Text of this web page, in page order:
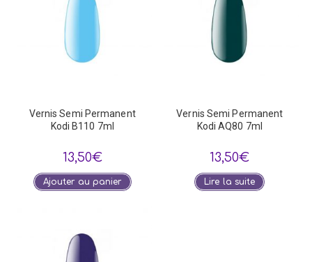
Vernis Semi Permanent
Kodi B110 7ml
13,50€
Ajouter au panier
Vernis Semi Permanent
Kodi AQ80 7ml
13,50€
Lire la suite